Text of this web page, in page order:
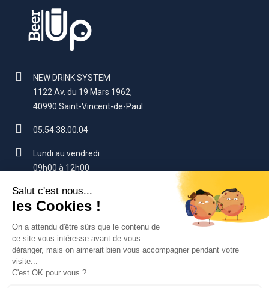
NEW DRINK SYSTEM
1122 Av. du 19 Mars 1962,
40990 Saint-Vincent-de-Paul
05.54.38.00.04
Lundi au vendredi
09h00 à 12h00
contact@beerup.fr
VOTRE COMPTE
SERVICES CLIENTS
NOS PRODUITS